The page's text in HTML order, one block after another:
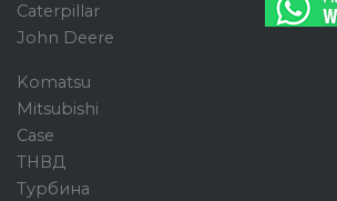
Caterpillar
John Deere
Komatsu
Mitsubishi
Case
ТНВД
Турбина